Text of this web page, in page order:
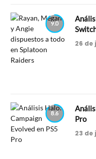
9.0
26 de
8.6
Pro
23 de